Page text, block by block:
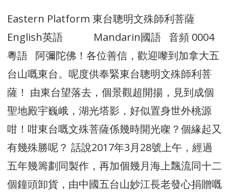
Eastern Platform 東台聰明文殊師利菩薩
English英語 Mandarin國語 音頻 0004
粵語 阿彌陀佛！各位善信，歡迎嚟到加拿大五
台山嘅東台。呢度供奉緊東台聰明文殊師利菩
薩！ 由東台望落去，個景觀超開揚，見到成個
聖地殿宇巍峨，湖光塔影，好似置身世外桃源
咁！咁東台嘅文殊菩薩係幾時開光㗎？個緣起又
有幾殊勝呢？ 話說2017年3月28號上午，經過
五年幾籌劃同製作，再加個幾月海上飄流同十二
個鐘頭卸貨，由中國五台山妙江長老發心捐贈嘅